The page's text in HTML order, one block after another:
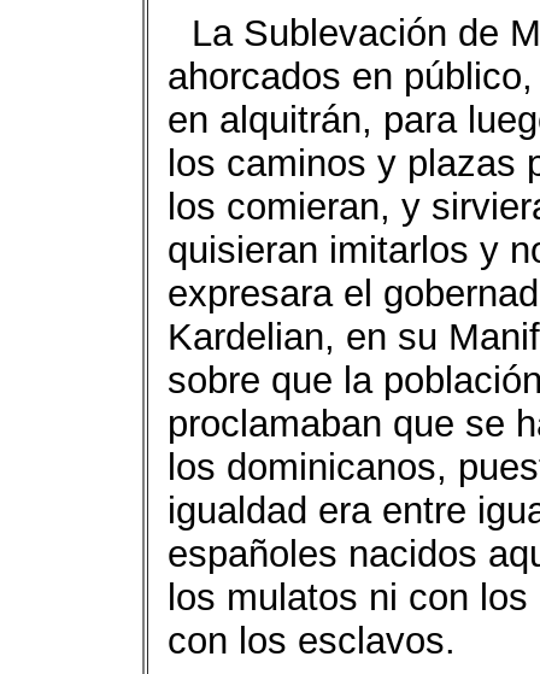
La Sublevación de
ahorcados en
en alquitrán, para
los caminos y plazas
los comieran, y
quisieran imitarlos y
expresara el
Kardelian, en su
sobre que la
proclamaban que se
los dominicanos,
igualdad era entre
españoles nacidos
los mulatos ni con
con los esclavos.